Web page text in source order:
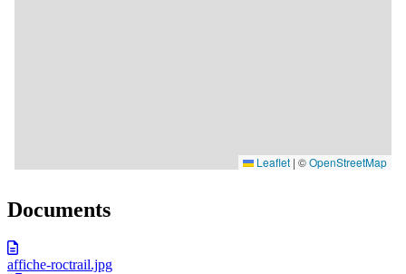
Documents
affiche-roctrail.jpg